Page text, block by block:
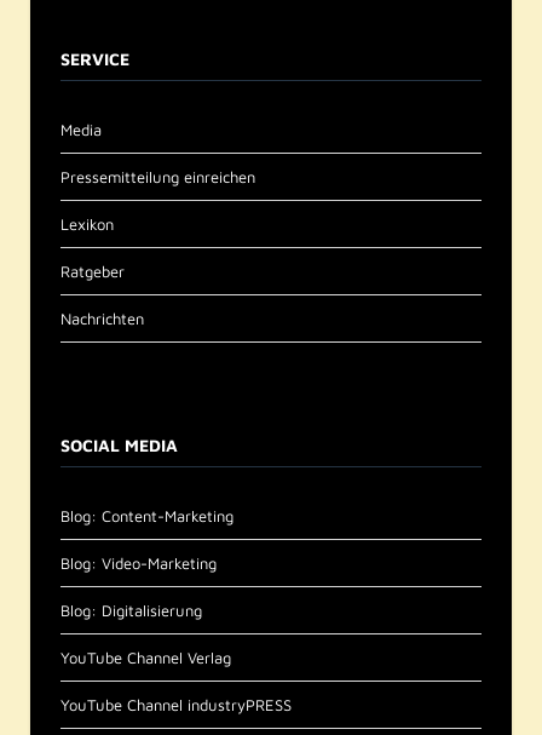
SERVICE
Media
Pressemitteilung einreichen
Lexikon
Ratgeber
Nachrichten
SOCIAL MEDIA
Blog: Content-Marketing
Blog: Video-Marketing
Blog: Digitalisierung
YouTube Channel Verlag
YouTube Channel industryPRESS